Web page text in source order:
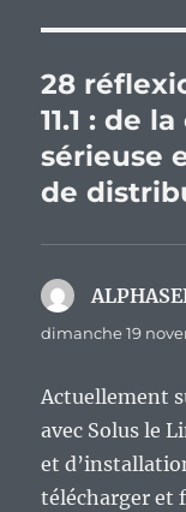
28
11.1 : de
sérieuse
de
dimanche 19
Actuellement
avec Solus le
et
télécharger et